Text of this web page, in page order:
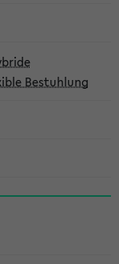
Bestuhlung